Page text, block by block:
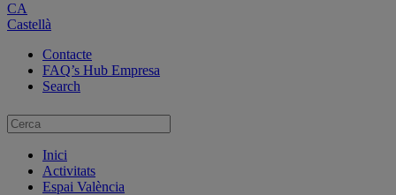
CA
Castellà
Contacte
FAQ’s Hub Empresa
Search
Inici
Activitats
Espai València